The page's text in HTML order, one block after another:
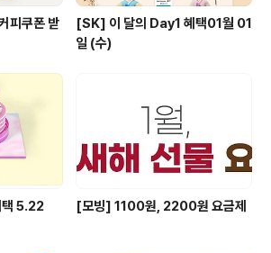
피쿠폰 받
[SK] 이 달의 Day1 혜택01월 01
일 (수)
5.22
[모빙] 1100원, 2200원 요금제